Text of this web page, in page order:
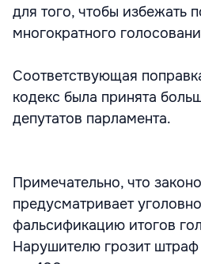
для того, чтобы избежать
многократного
Соответствующая
кодекс была принята
депутатов парламента.
Примечательно, что
предусматривает
фальсификацию итогов
Нарушителю грозит